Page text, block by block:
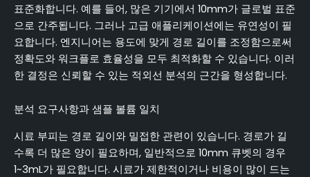
표준화합니다. 예를 들어, 많은 기기에서 10mm가 글로벌 표준
으로 간주됩니다. 그러나 고급 애플리케이션에는 유연성이 필
요합니다. 엔지니어는 용도에 맞게 경로 길이를 조정함으로써
정확도와 워크플로 효율성을 모두 최적화할 수 있습니다. 이러
한 결정은 신뢰할 수 있는 적외선 분석의 근간을 형성합니다.
분석 요구사항과 샘플 볼륨 일치
시료 부피는 경로 길이와 밀접한 관련이 있습니다. 경로가 길
수록 더 많은 양이 필요하며, 일반적으로 10mm 큐벳의 경우
1~3mL가 필요합니다. 시료가 제한적이거나 비용이 많이 드는